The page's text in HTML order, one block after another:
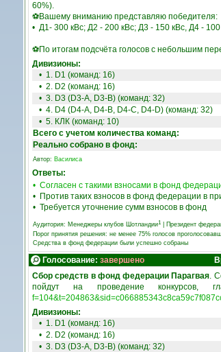
60%).
⚽Вашему вниманию представляю победителя:
• Д1- 300 кВс; Д2 - 200 кВс; Д3 - 150 кВс, Д4 -
⚽По итогам подсчёта голосов с небольшим
Дивизионы:
• 1. D1 (команд: 16)
• 2. D2 (команд: 16)
• 3. D3 (D3-A, D3-B) (команд: 32)
• 4. D4 (D4-A, D4-B, D4-C, D4-D) (команд: 32)
• 5. КЛК (команд: 10)
Всего с учетом количества команд:
Реально собрано в фонд:
Автор: Василиса
Ответы:
• Согласен с такими взносами в фонд
• Против таких взносов в фонд федерации в
• Требуется уточнение сумм взносов в фонд
Аудитория: Менеджеры клубов Шотландии1 Президент
Порог принятия решения: не менее 75% голосов
Средства в фонд федерации были успешно собраны
Голосование: завершено
Сбор средств в фонд федерации Парагвая.
пойдут на проведение конкурсов,
Дивизионы:
• 1. D1 (команд: 16)
• 2. D2 (команд: 16)
• 3. D3 (D3-A, D3-B) (команд: 32)